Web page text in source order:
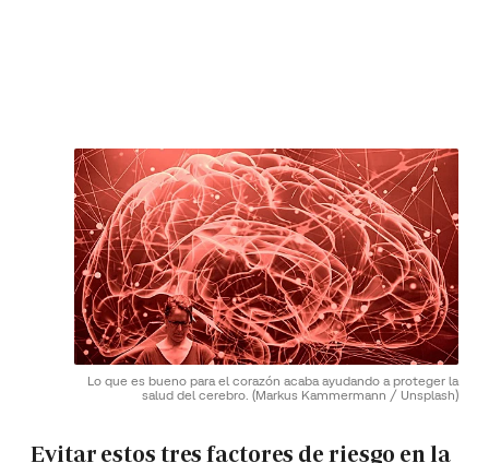
Lo que es bueno para el corazón acaba ayudando a proteger la
salud del cerebro. (Markus Kammermann / Unsplash)
Evitar estos tres factores de riesgo en la